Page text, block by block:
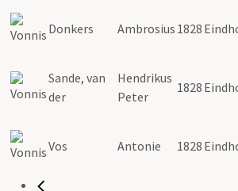
Donkers Ambrosius 1828
Sande, van
der
Hendrikus
Peter
1828
Vos Antonie 1828